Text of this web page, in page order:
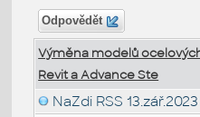
Odpovědět
Výměna modelů
Revit a Advance Ste
NaZdi RSS